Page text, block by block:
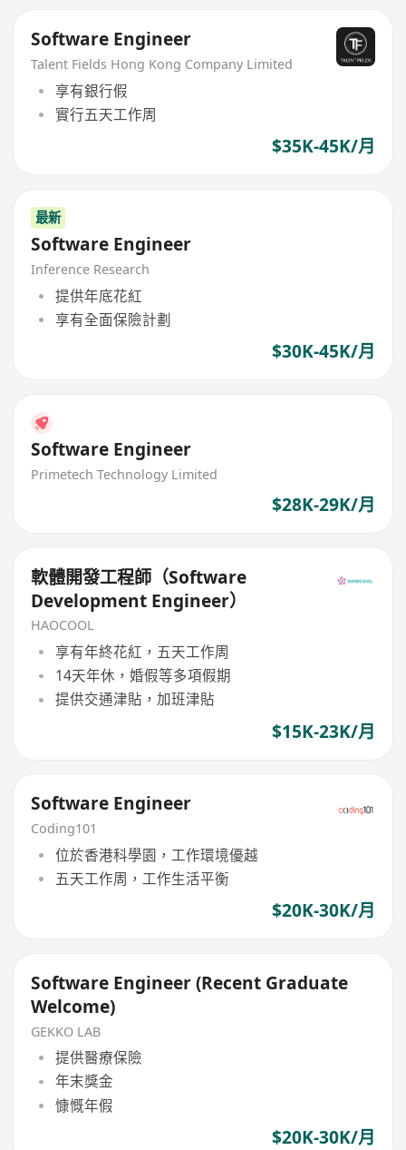
Software Engineer
Talent Fields Hong Kong Company Limited
享有銀行假
實行五天工作周
$35K-45K/月
最新
Software Engineer
Inference Research
提供年底花紅
享有全面保險計劃
$30K-45K/月
Software Engineer
Primetech Technology Limited
$28K-29K/月
軟體開發工程師（Software
Development Engineer）
HAOCOOL
享有年終花紅，五天工作周
14天年休，婚假等多項假期
提供交通津貼，加班津貼
$15K-23K/月
Software Engineer
Coding101
位於香港科學園，工作環境優越
五天工作周，工作生活平衡
$20K-30K/月
Software Engineer (Recent Graduate
Welcome)
GEKKO LAB
提供醫療保險
年末獎金
慷慨年假
$20K-30K/月